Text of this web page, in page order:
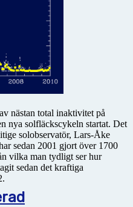
nästan total inaktivitet på
nya solfläckscykeln startat. Det
solobservatör, Lars-Åke
sedan 2001 gjort över 1700
vilka man tydligt ser hur
sedan det kraftiga